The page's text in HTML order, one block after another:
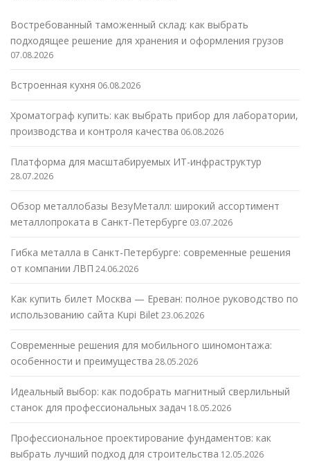
Востребованный таможенный склад: как выбрать
подходящее решение для хранения и оформления грузов
07.08.2026
Встроенная кухня 06.08.2026
Хроматограф купить: как выбрать прибор для лаборатории,
производства и контроля качества 06.08.2026
Платформа для масштабируемых ИТ-инфраструктур
28.07.2026
Обзор металлобазы ВезуМеталл: широкий ассортимент
металлопроката в Санкт-Петербурге 03.07.2026
Гибка металла в Санкт-Петербурге: современные решения
от компании ЛВП 24.06.2026
Как купить билет Москва — Ереван: полное руководство по
использованию сайта Kupi Bilet23.06.2026
Современные решения для мобильного шиномонтажа:
особенности и преимущества 28.05.2026
Идеальный выбор: как подобрать магнитный сверлильный
станок для профессиональных задач 18.05.2026
Профессиональное проектирование фундаментов: как
выбрать лучший подход для строительства 12.05.2026